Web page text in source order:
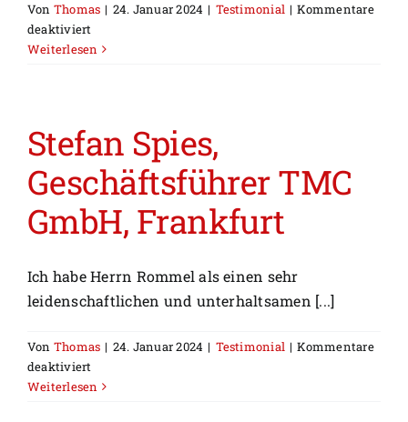
Von Thomas | 24. Januar 2024 | Testimonial | Kommentare
deaktiviert
Till
Weiterlesen
Stefan Spies,
Geschäftsführer TMC
GmbH, Frankfurt
Ich habe Herrn Rommel als einen sehr
leidenschaftlichen und unterhaltsamen [...]
Von Thomas | 24. Januar 2024 | Testimonial | Kommentare
deaktiviert
Stefan
Weiterlesen